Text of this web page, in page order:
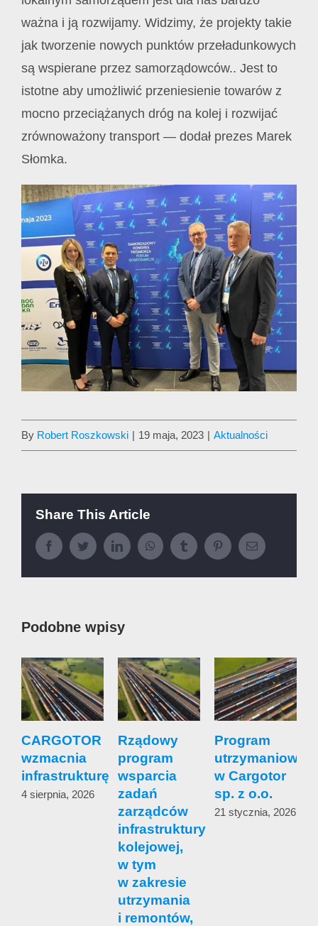
ważna i ją rozwijamy. Widzimy, że projekty takie
jak tworzenie nowych punktów przeładunkowych
są wspierane przez samorządowców.. Jest to
istotne aby umożliwić przeniesienie towarów z
mocno przeciążanych dróg na kolej i rozwijać
zrównoważony transport — dodał prezes Marek
Słomka.
By Robert Roszkowski | 19 maja, 2023 | Aktualności
Share This Article
FacebookTwitterLinkedInWhatsAppTumblr PinterestEmail
Podobne wpisy
CARGOTOR
wzmacnia
infrastrukturę
4 sierpnia, 2026
Rządowy
program
wsparcia
zadań
zarządców
infrastruktury
kolejowej,
w tym
w zakresie
utrzymania
i remontów,
Program
utrzymaniowy
w Cargotor
sp. z o.o.
21 stycznia, 2026